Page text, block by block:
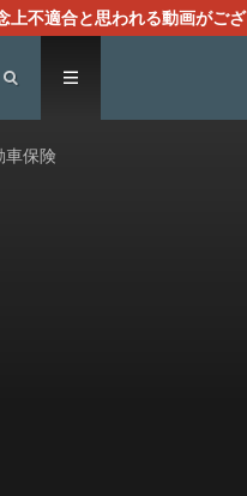
上不適合と思われる動画がござ
車保険